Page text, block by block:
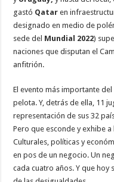
gastó Qataren
designado en medio de
sede del Mundial 2022)
naciones que disputan el
anfitrión.
El evento más importante
pelota. Y, detrás de ella, 11
representación de sus 32
Pero que esconde y exhibe
Culturales, políticas y
en pos de un negocio. Un
cada cuatro años. Y que hoy